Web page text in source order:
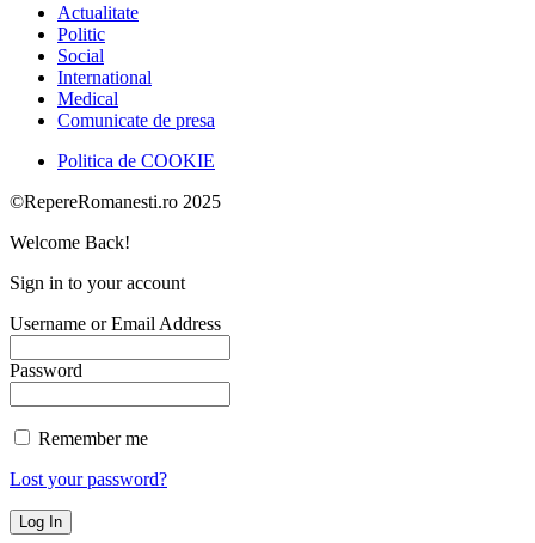
Actualitate
Politic
Social
International
Medical
Comunicate de presa
Politica de COOKIE
©RepereRomanesti.ro 2025
Welcome Back!
Sign in to your account
Username or Email Address
Password
Remember me
Lost your password?